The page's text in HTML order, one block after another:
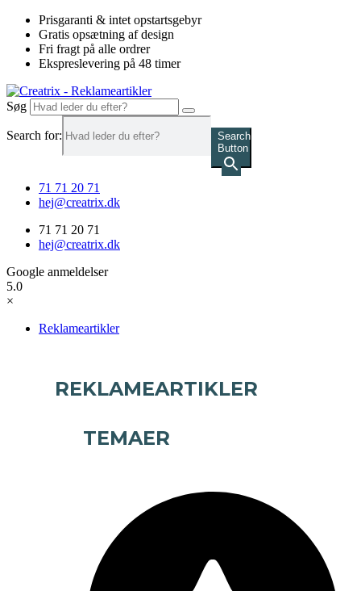
Videre
indhold
Prisgaranti & intet opstartsgebyr
Gratis opsætning af design
Fri fragt på alle ordrer
Ekspreslevering på 48 timer
Søg
Search for:
Search
Button
71 71 20 71
hej@creatrix.dk
71 71 20 71
hej@creatrix.dk
Google anmeldelser
5.0
×
Reklameartikler
REKLAMEARTIKLER
TEMAER